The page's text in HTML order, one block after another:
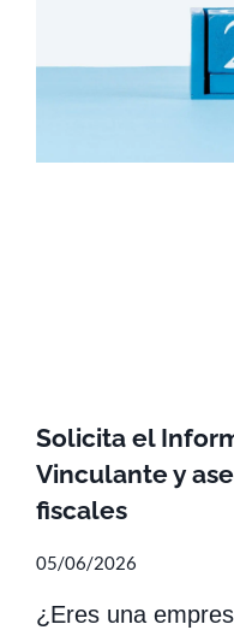
Solicita el
Vinculante y
fiscales
05/06/2026
¿Eres una